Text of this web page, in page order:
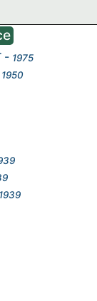
- 1975
1950
1939